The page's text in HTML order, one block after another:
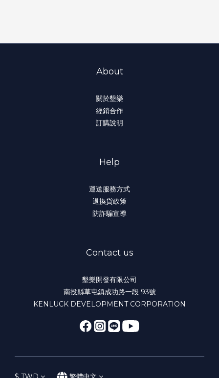
About
關於墾樂
經銷合作
訂購說明
Help
運送服務方式
退換貨政策
防詐騙宣導
Contact us
墾樂開發有限公司
南投縣草屯鎮成功路一段 93號
KENLUCK DEVELOPMENT CORPORATION